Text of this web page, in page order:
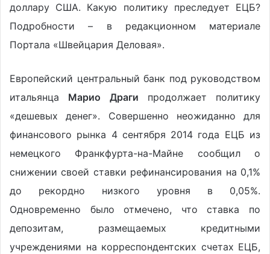
доллару США. Какую политику преследует ЕЦБ?
Подробности – в редакционном материале
Портала «Швейцария Деловая».
Европейский центральный банк под руководством
итальянца Марио Драги продолжает политику
«дешевых денег». Совершенно неожиданно для
финансового рынка 4 сентября 2014 года ЕЦБ из
немецкого Франкфурта-на-Майне сообщил о
снижении своей ставки рефинансирования на 0,1%
до рекордно низкого уровня в 0,05%.
Одновременно было отмечено, что ставка по
депозитам, размещаемых кредитными
учреждениями на корреспондентских счетах ЕЦБ,